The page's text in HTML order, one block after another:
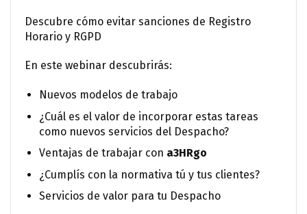
Descubre cómo evitar sanciones de Registro
Horario y RGPD
En este webinar descubrirás:
Nuevos modelos de trabajo
¿Cuál es el valor de incorporar estas tareas
como nuevos servicios del Despacho?
Ventajas de trabajar con a3HRgo
¿Cumplís con la normativa tú y tus clientes?
Servicios de valor para tu Despacho